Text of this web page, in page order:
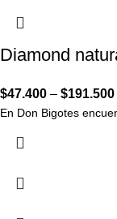
Diamond
$47.400 – $191.500
En Don Bigotes